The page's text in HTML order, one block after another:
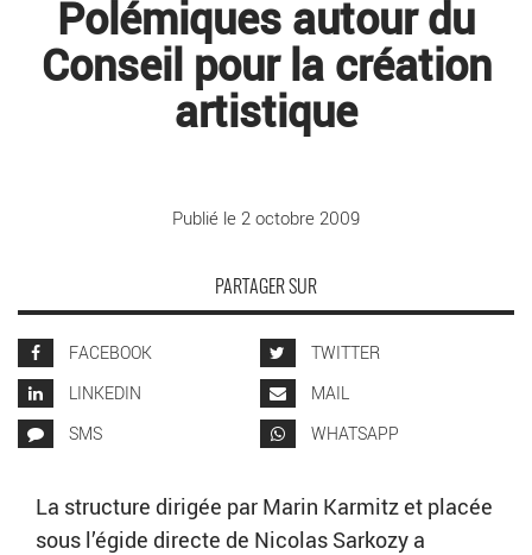
Polémiques autour du
Conseil pour la création
artistique
Publié le 2 octobre 2009
PARTAGER SUR
FACEBOOK
TWITTER
LINKEDIN
MAIL
SMS
WHATSAPP
La structure dirigée par Marin Karmitz et placée
sous l’égide directe de Nicolas Sarkozy a